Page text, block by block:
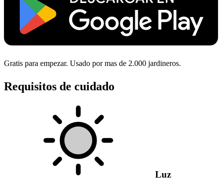
Gratis para empezar. Usado por mas de 2.000 jardineros.
Requisitos de cuidado
Luz